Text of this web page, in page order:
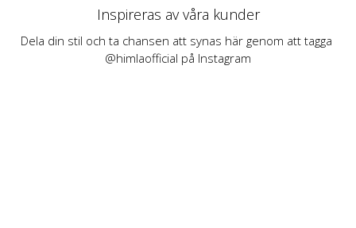
Inspireras av våra kunder
Dela din stil och ta chansen att synas här genom att tagga
@himlaofficial på Instagram